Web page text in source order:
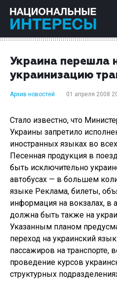
Украина перешла
украинизацию
Архив новостей 01 апреля 2008
Стало известно, что
Украины запретило
иностранных языках во
Песенная продукция в
быть исключительно
автобусах — в большем
языке Реклама, билеты,
информация на вокзалах, в
должна быть также на
Указанным планом
переход на украинский
пассажиров на транспорте,
проведение курсов
структурных